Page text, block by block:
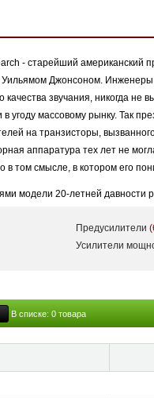
- старейший американский
Джонсоном.
качества звучания, никогда не
в угоду массовому рынку. Так
на транзисторы,
аппаратура тех лет не
том смысле, в котором его
модели 20-летней
Предусилители
Усилители
В списке: 0 товара